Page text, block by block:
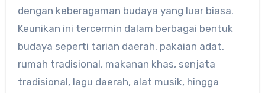
dengan keberagaman budaya yang luar biasa.
Keunikan ini tercermin dalam berbagai bentuk
budaya seperti tarian daerah, pakaian adat,
rumah tradisional, makanan khas, senjata
tradisional, lagu daerah, alat musik, hingga